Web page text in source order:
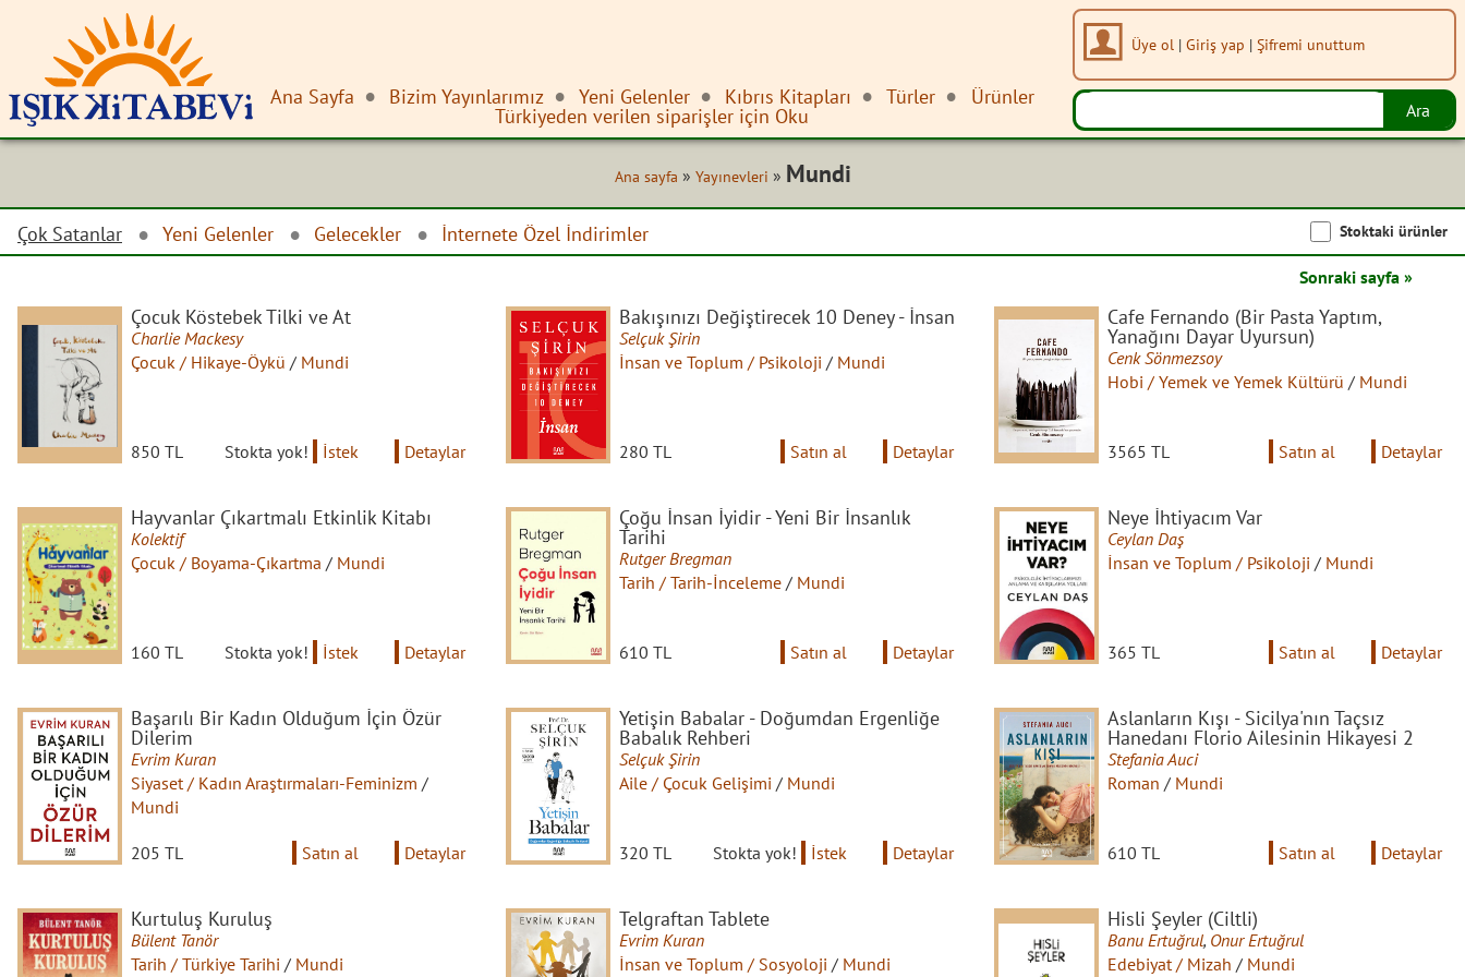
Ana Sayfa Bizim Yayınlarımız Yeni Gelenler Kıbrıs Kitapları Türler Ürünler
Türkiyeden verilen siparişler için Oku
Üye ol | Giriş yap | Şifremi unuttum
Ana sayfa » Yayınevleri » Mundi
Çok Satanlar Yeni Gelenler Gelecekler İnternete Özel İndirimler Stoktaki ürünler
Sonraki sayfa »
Çocuk Köstebek Tilki ve At
Charlie Mackesy
Çocuk / Hikaye-Öykü / Mundi
850 TL Stokta yok! İstek Detaylar
Bakışınızı Değiştirecek 10 Deney - İnsan
Selçuk Şirin
İnsan ve Toplum / Psikoloji / Mundi
280 TL Satın al Detaylar
Cafe Fernando (Bir Pasta Yaptım,
Yanağını Dayar Uyursun)
Cenk Sönmezsoy
Hobi / Yemek ve Yemek Kültürü / Mundi
3565 TL Satın al Detaylar
Hayvanlar Çıkartmalı Etkinlik Kitabı
Kolektif
Çocuk / Boyama-Çıkartma / Mundi
160 TL Stokta yok! İstek Detaylar
Çoğu İnsan İyidir - Yeni Bir İnsanlık
Tarihi
Rutger Bregman
Tarih / Tarih-İnceleme / Mundi
610 TL Satın al Detaylar
Neye İhtiyacım Var
Ceylan Daş
İnsan ve Toplum / Psikoloji / Mundi
365 TL Satın al Detaylar
Başarılı Bir Kadın Olduğum İçin Özür
Dilerim
Evrim Kuran
Siyaset / Kadın Araştırmaları-Feminizm /
Mundi
205 TL Satın al Detaylar
Yetişin Babalar - Doğumdan Ergenliğe
Babalık Rehberi
Selçuk Şirin
Aile / Çocuk Gelişimi / Mundi
320 TL Stokta yok! İstek Detaylar
Aslanların Kışı - Sicilya'nın Taçsız
Hanedanı Florio Ailesinin Hikayesi 2
Stefania Auci
Roman / Mundi
610 TL Satın al Detaylar
Kurtuluş Kuruluş
Bülent Tanör
Tarih / Türkiye Tarihi / Mundi
Telgraftan Tablete
Evrim Kuran
İnsan ve Toplum / Sosyoloji / Mundi
Hisli Şeyler (Ciltli)
Banu Ertuğrul, Onur Ertuğrul
Edebiyat / Mizah / Mundi